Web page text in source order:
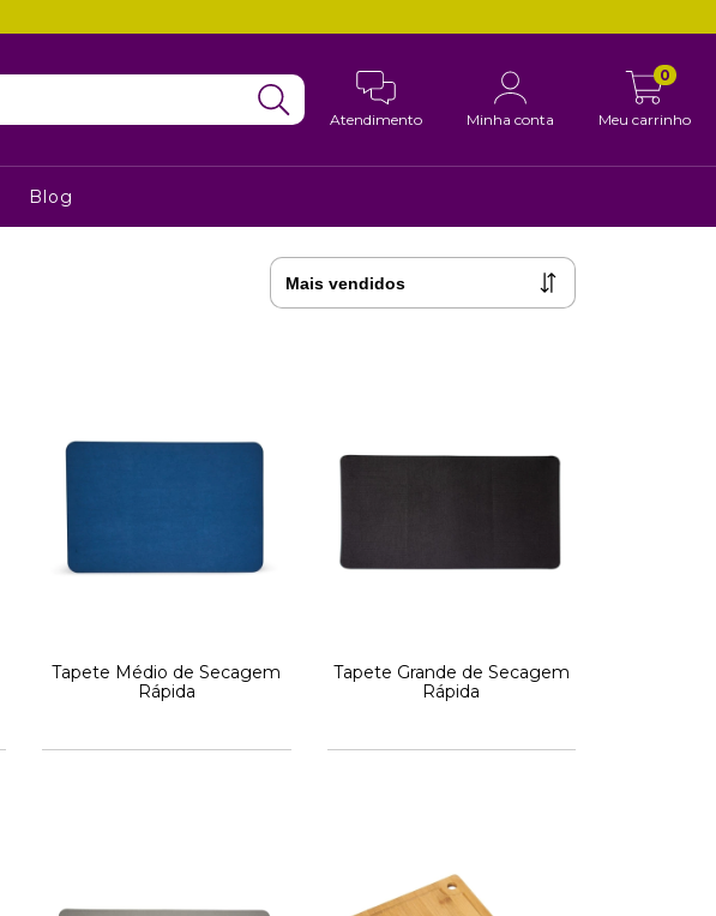
Atendimento Minha conta Meu carrinho
0
Blog
Tapete Médio de Secagem
Rápida
Tapete Grande de Secagem
Rápida